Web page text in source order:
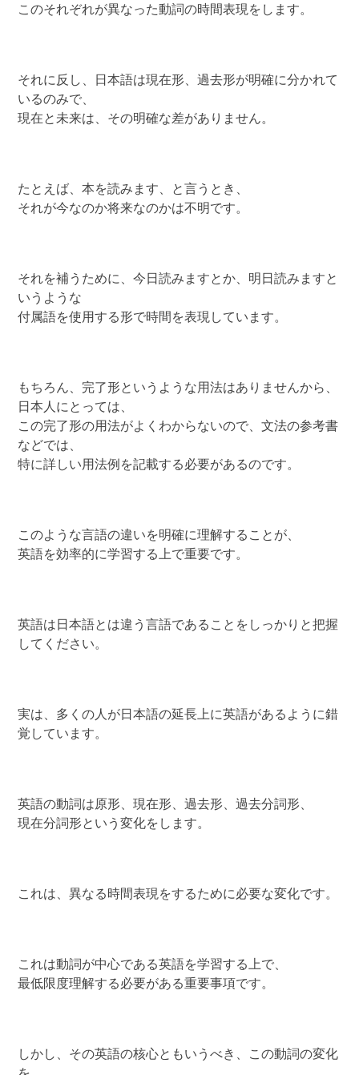
このそれぞれが異なった動詞の時間表現をします。
それに反し、日本語は現在形、過去形が明確に分かれて
いるのみで、
現在と未来は、その明確な差がありません。
たとえば、本を読みます、と言うとき、
それが今なのか将来なのかは不明です。
それを補うために、今日読みますとか、明日読みますと
いうような
付属語を使用する形で時間を表現しています。
もちろん、完了形というような用法はありませんから、
日本人にとっては、
この完了形の用法がよくわからないので、文法の参考書
などでは、
特に詳しい用法例を記載する必要があるのです。
このような言語の違いを明確に理解することが、
英語を効率的に学習する上で重要です。
英語は日本語とは違う言語であることをしっかりと把握
してください。
実は、多くの人が日本語の延長上に英語があるように錯
覚しています。
英語の動詞は原形、現在形、過去形、過去分詞形、
現在分詞形という変化をします。
これは、異なる時間表現をするために必要な変化です。
これは動詞が中心である英語を学習する上で、
最低限度理解する必要がある重要事項です。
しかし、その英語の核心ともいうべき、この動詞の変化